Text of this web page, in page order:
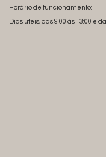
Horário de funcionamento:
Dias úteis, das 9:00 às 13:00 e